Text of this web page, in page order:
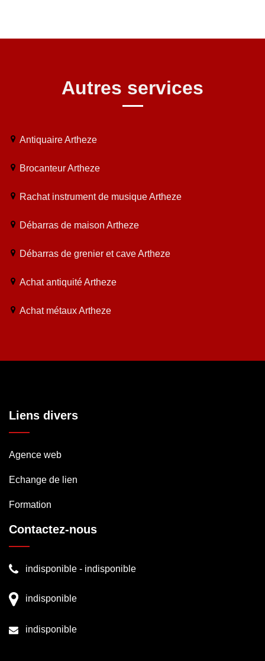
Autres services
Antiquaire Artheze
Brocanteur Artheze
Rachat instrument de musique Artheze
Débarras de maison Artheze
Débarras de grenier et cave Artheze
Achat antiquité Artheze
Achat métaux Artheze
Liens divers
Agence web
Echange de lien
Formation
Contactez-nous
indisponible - indisponible
indisponible
indisponible